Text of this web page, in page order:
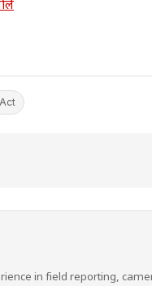
in field reporting,